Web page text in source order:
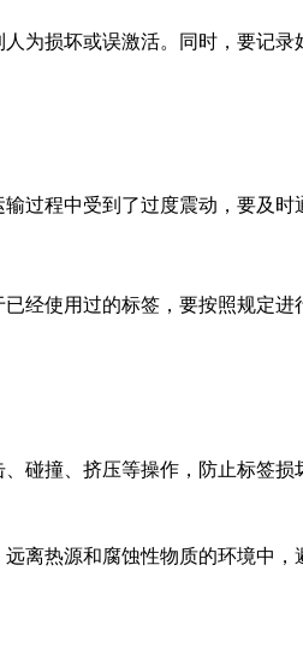
为损坏或误激活。同时，要记
过程中受到了过度震动，要及
经使用过的标签，要按照规定
碰撞、挤压等操作，防止标签损
离热源和腐蚀性物质的环境中